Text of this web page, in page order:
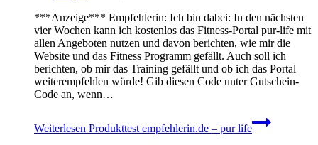
***Anzeige*** Empfehlerin: Ich bin dabei: In den nächsten
vier Wochen kann ich kostenlos das Fitness-Portal pur-life mit
allen Angeboten nutzen und davon berichten, wie mir die
Website und das Fitness Programm gefällt. Auch soll ich
berichten, ob mir das Training gefällt und ob ich das Portal
weiterempfehlen würde! Gib diesen Code unter Gutschein-
Code an, wenn…
Weiterlesen Produkttest empfehlerin.de – pur life